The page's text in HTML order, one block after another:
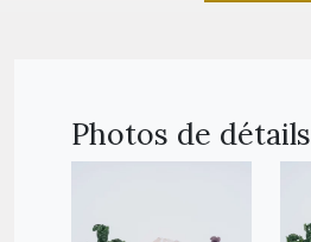
Photos de détails